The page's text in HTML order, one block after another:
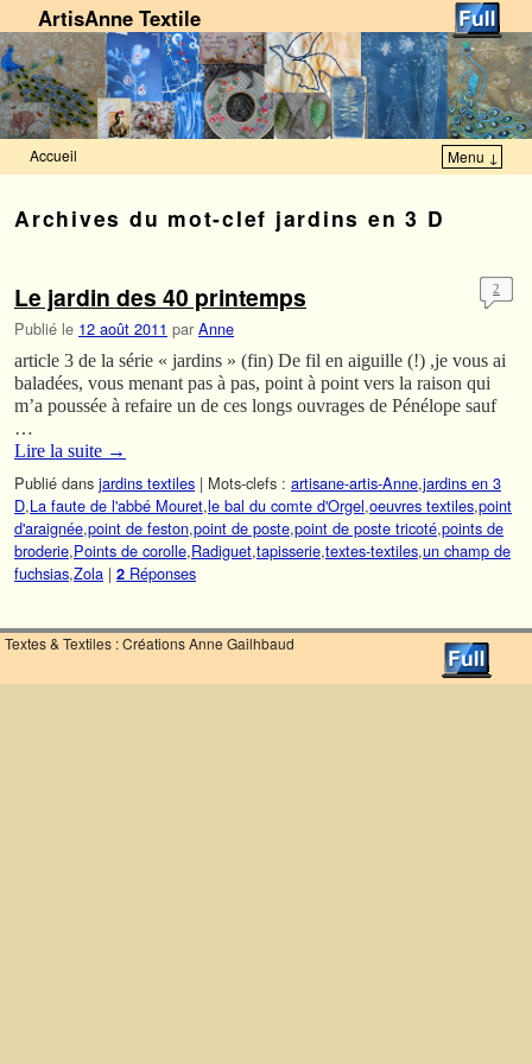
ArtisAnne Textile
Accueil Menu ↓
Archives du mot-clef jardins en 3 D
Le jardin des 40 printemps
Publié le 12 août 2011 par Anne
2
article 3 de la série « jardins » (fin) De fil en aiguille (!) ,je vous ai
baladées, vous menant pas à pas, point à point vers la raison qui
m’a poussée à refaire un de ces longs ouvrages de Pénélope sauf
…
Lire la suite →
Publié dans jardins textiles | Mots-clefs : artisane-artis-Anne,jardins en 3
D,La faute de l'abbé Mouret,le bal du comte d'Orgel,oeuvres textiles,point
d'araignée,point de feston,point de poste,point de poste tricoté,points de
broderie,Points de corolle,Radiguet,tapisserie,textes-textiles,un champ de
fuchsias,Zola | 2 Réponses
Textes & Textiles : Créations Anne Gailhbaud